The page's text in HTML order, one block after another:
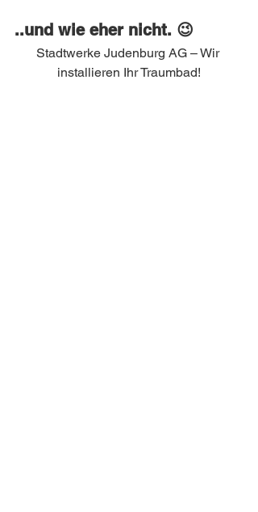
..und wie eher nicht. 😉
Stadtwerke Judenburg AG – Wir
installieren Ihr Traumbad!